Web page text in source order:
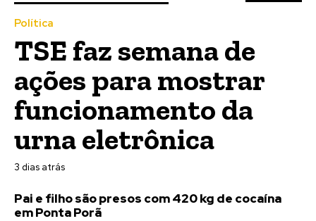
Política
TSE faz semana de
ações para mostrar
funcionamento da
urna eletrônica
3 dias atrás
Pai e filho são presos com 420 kg de cocaína
em Ponta Porã